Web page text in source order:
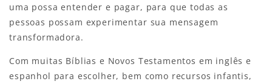
uma possa entender e pagar, para que todas as
pessoas possam experimentar sua mensagem
transformadora.
Com muitas Bíblias e Novos Testamentos em inglês e
espanhol para escolher, bem como recursos infantis,